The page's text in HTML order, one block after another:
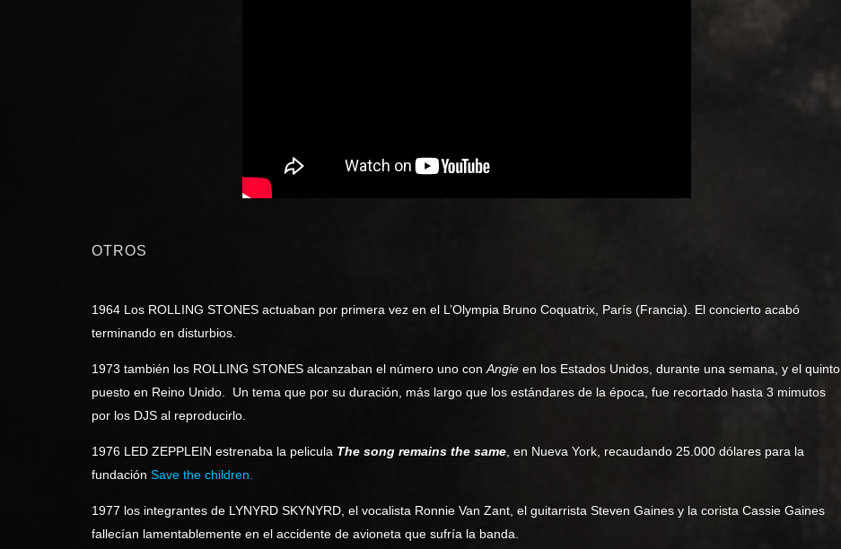
OTROS
1964 Los ROLLING STONES actuaban por primera vez en el L’Olympia Bruno Coquatrix, París (Francia). El concierto acabó
terminando en disturbios.
1973 también los ROLLING STONES alcanzaban el número uno con Angie en los Estados Unidos, durante una semana, y el quinto
puesto en Reino Unido. Un tema que por su duración, más largo que los estándares de la época, fue recortado hasta 3 mimutos
por los DJS al reproducirlo.
1976 LED ZEPPLEIN estrenaba la pelicula The song remains the same , en Nueva York, recaudando 25.000 dólares para la
fundación Save the children.
1977 los integrantes de LYNYRD SKYNYRD, el vocalista Ronnie Van Zant, el guitarrista Steven Gaines y la corista Cassie Gaines
fallecían lamentablemente en el accidente de avioneta que sufría la banda.